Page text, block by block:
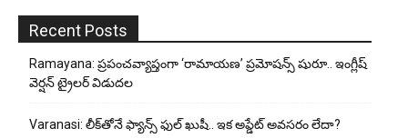
Recent Posts
Ramayana: ప్రపంచవ్యాప్తంగా ‘రామాయణ’ ప్రమోషన్స్ షురూ.. ఇంగ్లీష్
వెర్షన్ ట్రైలర్ విడుదల
Varanasi: లీక్‌తోనే ఫ్యాన్స్ ఫుల్ ఖుషీ.. ఇక అప్డేట్ అవసరం లేదా?